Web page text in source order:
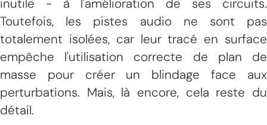
inutile - à l'amélioration de ses circuits.
Toutefois, les pistes audio ne sont pas
totalement isolées, car leur tracé en surface
empêche l'utilisation correcte de plan de
masse pour créer un blindage face aux
perturbations. Mais, là encore, cela reste du
détail.